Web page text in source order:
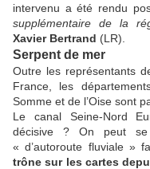
intervenu a été rendu
supplémentaire de la
Xavier Bertrand (LR).
Serpent de mer
Outre les représentants
France, les
Somme et de l’Oise sont
Le canal Seine-Nord
décisive ? On peut
« d’autoroute fluviale »
trône sur les cartes